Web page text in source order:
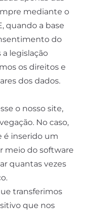
mediante o
quando a base
do
legislação
os direitos e
dos dados.
o nosso site,
No caso,
é inserido um
meio do software
quantas vezes
transferimos
que nos